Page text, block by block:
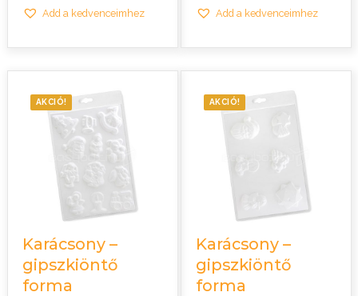
Add a kedvenceimhez Add a kedvenceimhez
AKCIÓ!
Karácsony –
gipszkiöntő
forma
AKCIÓ!
Karácsony –
gipszkiöntő
forma